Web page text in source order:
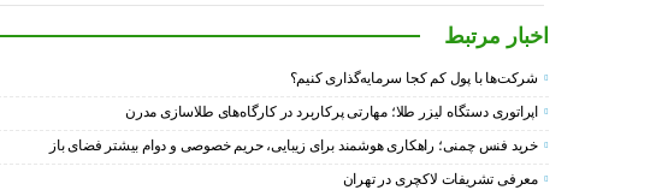
اخبار مرتبط
شرکت‌ها با پول کم کجا سرمایه‌گذاری کنیم؟
اپراتوری دستگاه لیزر طلا؛ مهارتی پرکاربرد در کارگاه‌های طلاسازی مدرن
خرید فنس چمنی؛ راهکاری هوشمند برای زیبایی، حریم خصوصی و دوام بیشتر فضای باز
معرفی تشریفات لاکچری در تهران